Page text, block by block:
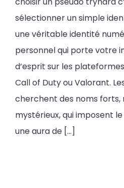
sélectionner un simple
une véritable identité
personnel qui porte votre
d’esprit sur les
Call of Duty ou Valorant.
cherchent des noms forts,
mystérieux, qui imposent
une aura de […]